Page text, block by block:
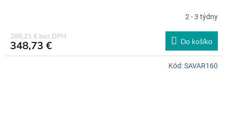
A
R
M
O
2 - 3 týdny
288,21 € bez DPH
348,73 € Do košíka
Kód:SAVAR160